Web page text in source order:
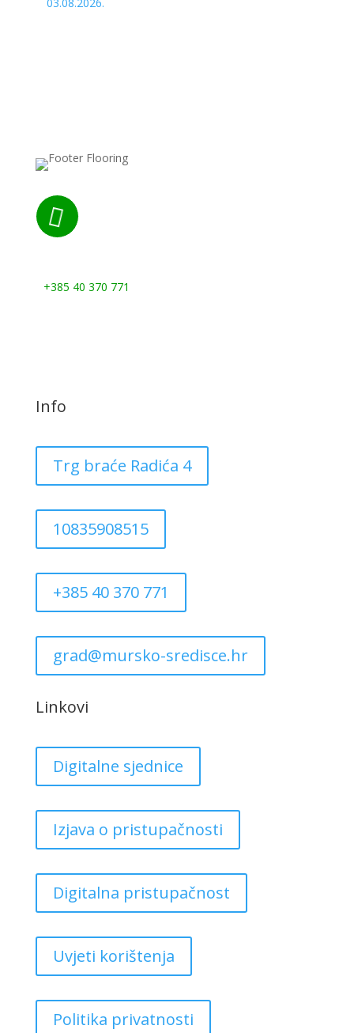

+385 40 370 771
Info
Trg braće Radića 4
10835908515
+385 40 370 771
grad@mursko-sredisce.hr
Linkovi
Digitalne sjednice
Izjava o pristupačnosti
Digitalna pristupačnost
Uvjeti korištenja
Politika privatnosti